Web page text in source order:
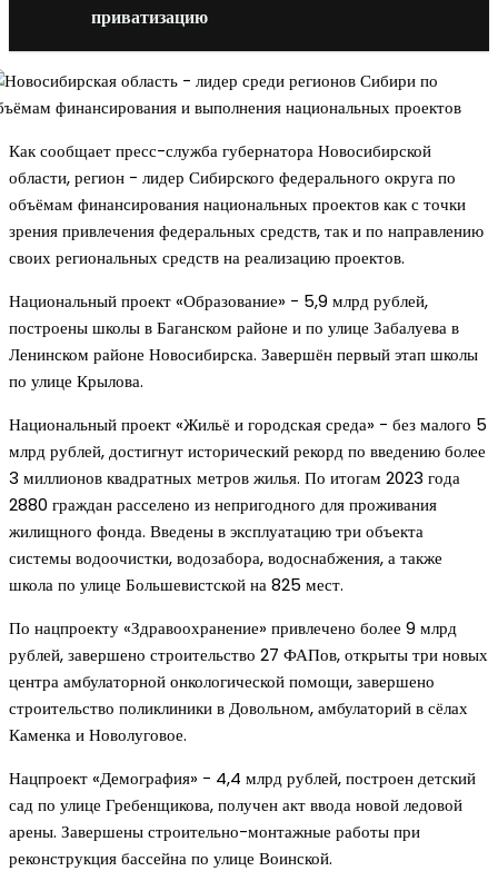
приватизацию
Как сообщает пресс-служба губернатора Новосибирской
области, регион − лидер Сибирского федерального округа по
объёмам финансирования национальных проектов как с точки
зрения привлечения федеральных средств, так и по направлению
своих региональных средств на реализацию проектов.
Национальный проект «Образование» − 5,9 млрд рублей,
построены школы в Баганском районе и по улице Забалуева в
Ленинском районе Новосибирска. Завершён первый этап школы
по улице Крылова.
Национальный проект «Жильё и городская среда» − без малого 5
млрд рублей, достигнут исторический рекорд по введению более
3 миллионов квадратных метров жилья. По итогам 2023 года
2880 граждан расселено из непригодного для проживания
жилищного фонда. Введены в эксплуатацию три объекта
системы водоочистки, водозабора, водоснабжения, а также
школа по улице Большевистской на 825 мест.
По нацпроекту «Здравоохранение» привлечено более 9 млрд
рублей, завершено строительство 27 ФАПов, открыты три новых
центра амбулаторной онкологической помощи, завершено
строительство поликлиники в Довольном, амбулаторий в сёлах
Каменка и Новолуговое.
Нацпроект «Демография» − 4,4 млрд рублей, построен детский
сад по улице Гребенщикова, получен акт ввода новой ледовой
арены. Завершены строительно-монтажные работы при
реконструкция бассейна по улице Воинской.